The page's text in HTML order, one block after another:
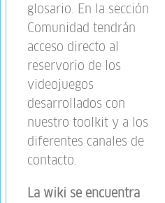
glosario. En la sección
Comunidad tendrán
acceso directo al
reservorio de los
videojuegos
desarrollados con
nuestro toolkit y a los
diferentes canales de
contacto.
La wiki se encuentra